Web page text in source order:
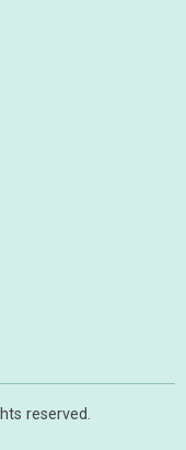
reserved.